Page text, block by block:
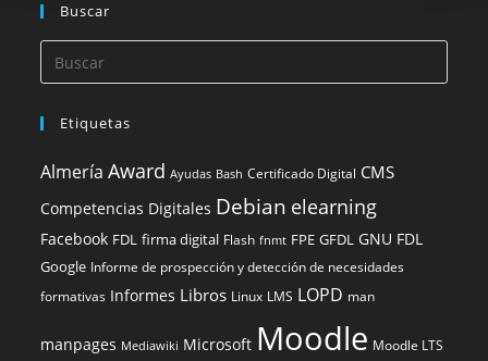
Buscar
Etiquetas
Almería Award Ayudas Bash Certificado Digital CMS
Competencias Digitales Debian elearning
Facebook FDL firma digital Flash fnmt FPE GFDL GNU FDL
Google Informe de prospección y detección de necesidades
formativas Informes Libros Linux LMS LOPD man
manpages Mediawiki Microsoft Moodle Moodle LTS